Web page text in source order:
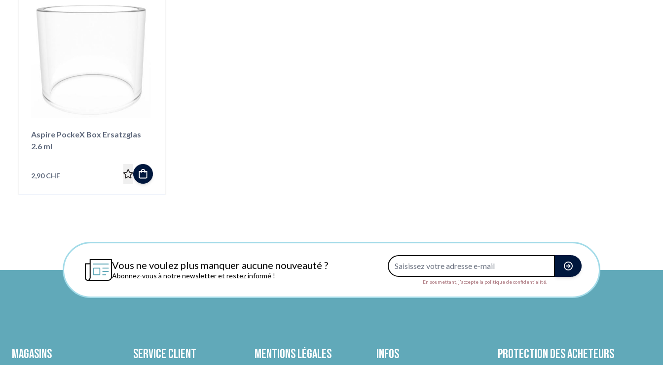
Aspire PockeX Box Ersatzglas
2.6 ml
2,90 CHF
Vous ne voulez plus manquer aucune nouveauté ?
Abonnez-vous à notre newsletter et restez informé !
Adresse e-mail
En soumettant, j'accepte la politique de confidentialité.
Magasins Service client Mentions légales Infos Protection des acheteurs